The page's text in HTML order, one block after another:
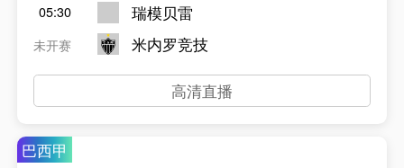
05:30
未开赛
瑞模贝雷
米内罗竞技
高清直播
巴西甲